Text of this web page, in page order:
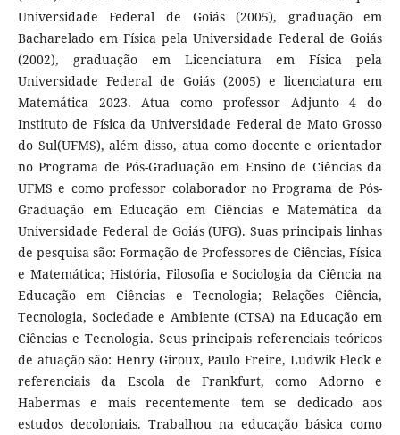
Universidade Federal de Goiás (2005), graduação em
Bacharelado em Física pela Universidade Federal de Goiás
(2002), graduação em Licenciatura em Física pela
Universidade Federal de Goiás (2005) e licenciatura em
Matemática 2023. Atua como professor Adjunto 4 do
Instituto de Física da Universidade Federal de Mato Grosso
do Sul(UFMS), além disso, atua como docente e orientador
no Programa de Pós-Graduação em Ensino de Ciências da
UFMS e como professor colaborador no Programa de Pós-
Graduação em Educação em Ciências e Matemática da
Universidade Federal de Goiás (UFG). Suas principais linhas
de pesquisa são: Formação de Professores de Ciências, Física
e Matemática; História, Filosofia e Sociologia da Ciência na
Educação em Ciências e Tecnologia; Relações Ciência,
Tecnologia, Sociedade e Ambiente (CTSA) na Educação em
Ciências e Tecnologia. Seus principais referenciais teóricos
de atuação são: Henry Giroux, Paulo Freire, Ludwik Fleck e
referenciais da Escola de Frankfurt, como Adorno e
Habermas e mais recentemente tem se dedicado aos
estudos decoloniais. Trabalhou na educação básica como